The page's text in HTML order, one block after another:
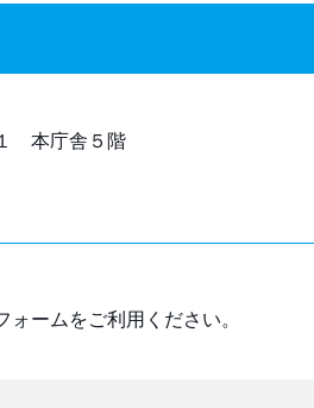
本庁舎５階
ームをご利用ください。